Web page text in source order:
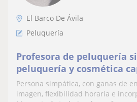
El Barco De Ávila
Peluquería
Profesora de peluquería
peluquería y cosmética
experiencia habiendo
tienda de cosmética
Persona simpática, con ganas de
imagen, flexibilidad horaria e